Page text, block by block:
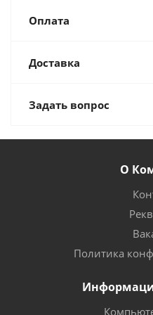
Оплата
Доставка
Задать вопрос
О
Политика